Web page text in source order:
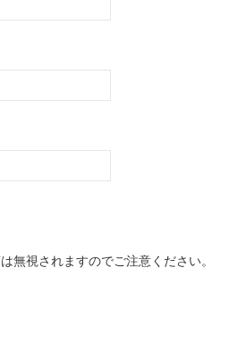
無視されますのでご注意ください。